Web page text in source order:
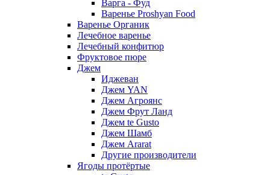
Варга - Фуд
Варенье Proshyan Food
Варенье Органик
Лечебное варенье
Лечебный конфитюр
Фруктовое пюре
Джем
Иджеван
Джем YAN
Джем Агроянс
Джем Фрут Ланд
Джем te Gusto
Джем Шамб
Джем Ararat
Другие производители
Ягоды протёртые